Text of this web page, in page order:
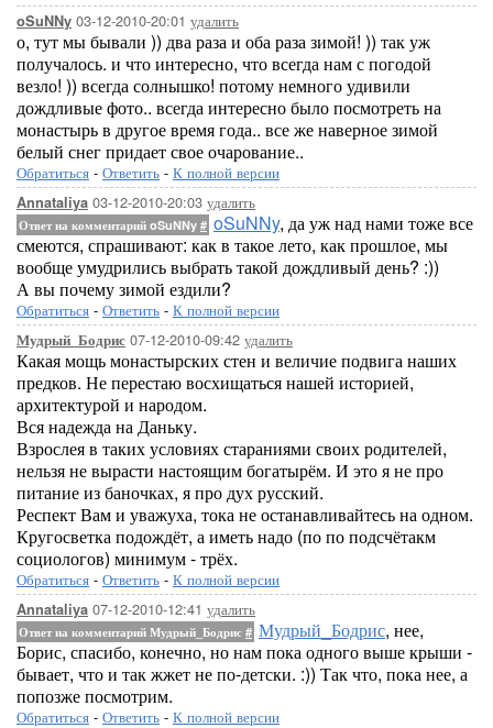
oSuNNy 03-12-2010-20:01 удалить
о, тут мы бывали )) два раза и оба раза зимой! )) так уж
получалось. и что интересно, что всегда нам с погодой
везло! )) всегда солнышко! потому немного удивили
дождливые фото.. всегда интересно было посмотреть на
монастырь в другое время года.. все же наверное зимой
белый снег придает свое очарование..
Обратиться - Ответить - К полной версии
Annataliya 03-12-2010-20:03 удалить
Ответ на комментарий oSuNNy # oSuNNy, да уж над нами тоже все
смеются, спрашивают: как в такое лето, как прошлое, мы
вообще умудрились выбрать такой дождливый день? :))
А вы почему зимой ездили?
Обратиться - Ответить - К полной версии
Мудрый_Бодрис 07-12-2010-09:42 удалить
Какая мощь монастырских стен и величие подвига наших
предков. Не перестаю восхищаться нашей историей,
архитектурой и народом.
Вся надежда на Даньку.
Взрослея в таких условиях стараниями своих родителей,
нельзя не вырасти настоящим богатырём. И это я не про
питание из баночках, я про дух русский.
Респект Вам и уважуха, тока не останавливайтесь на одном.
Кругосветка подождёт, а иметь надо (по по подсчётакм
социологов) минимум - трёх.
Обратиться - Ответить - К полной версии
Annataliya 07-12-2010-12:41 удалить
Ответ на комментарий Мудрый_Бодрис # Мудрый_Бодрис, нее,
Борис, спасибо, конечно, но нам пока одного выше крыши -
бывает, что и так жжет не по-детски. :)) Так что, пока нее, а
попозже посмотрим.
Обратиться - Ответить - К полной версии